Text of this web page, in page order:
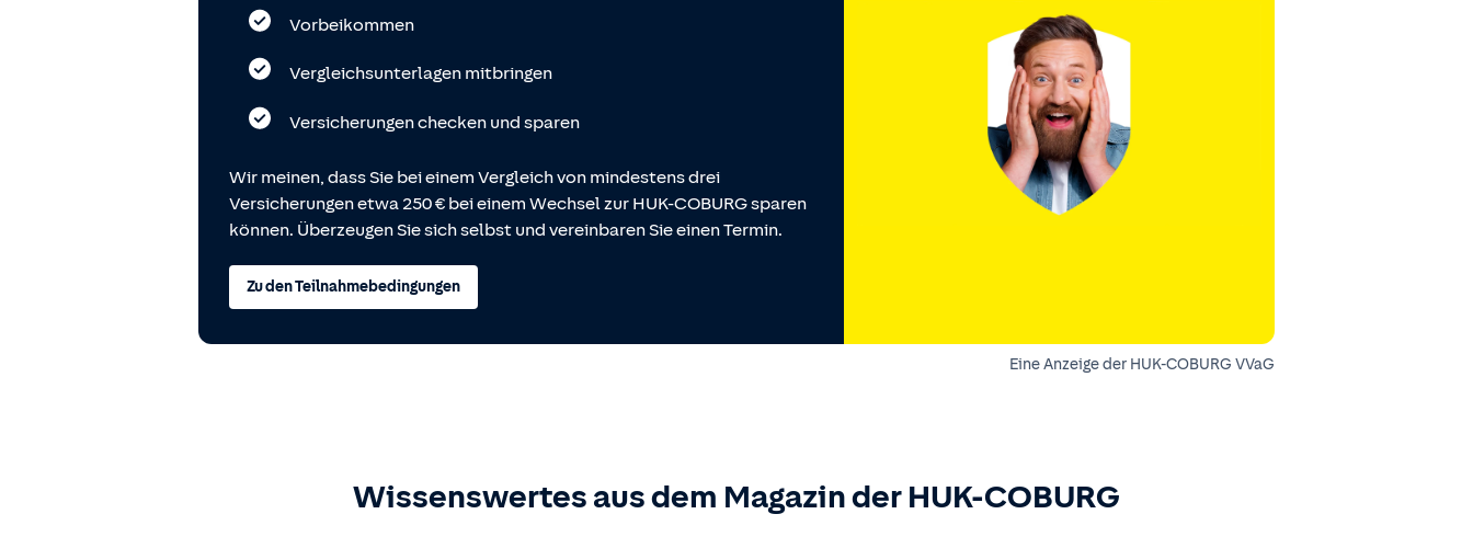
Vorbeikommen
Vergleichsunterlagen mitbringen
Versicherungen checken und sparen
Wir meinen, dass Sie bei einem Vergleich von mindestens drei
Versicherungen etwa 250 € bei einem Wechsel zur HUK-COBURG sparen
können. Überzeugen Sie sich selbst und vereinbaren Sie einen Termin.
Zu den Teilnahmebedingungen
Eine Anzeige der HUK-COBURG VVaG
Wissenswertes aus dem Magazin der HUK-COBURG